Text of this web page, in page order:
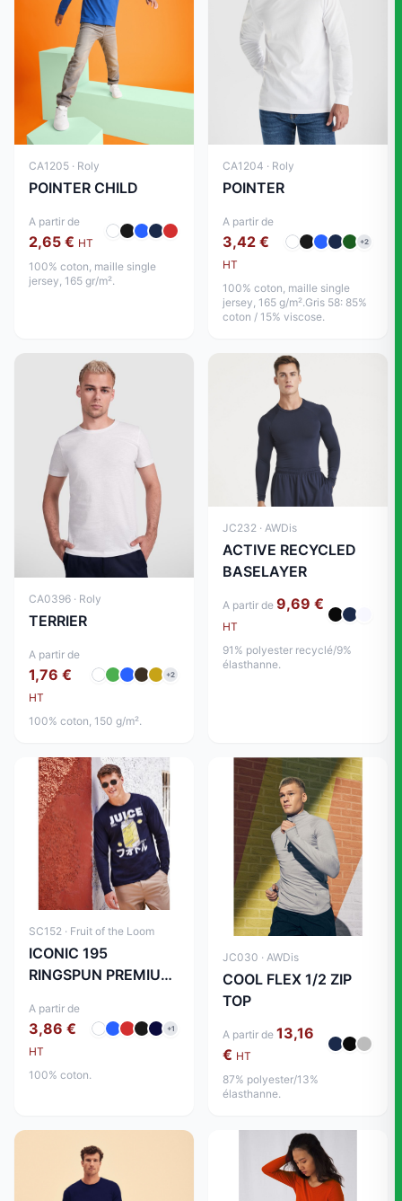
CA1205 · Roly
POINTER CHILD
A partir de
2,65 € HT
100% coton, maille single
jersey, 165 gr/m².
CA1204 · Roly
POINTER
A partir de
3,42 €
HT
+2
100% coton, maille single
jersey, 165 g/m².Gris 58: 85%
coton / 15% viscose.
CA0396 · Roly
TERRIER
A partir de
1,76 €
HT
+2
100% coton, 150 g/m².
JC232 · AWDis
ACTIVE RECYCLED
BASELAYER
A partir de 9,69 €
HT
91% polyester recyclé/9%
élasthanne.
SC152 · Fruit of the Loom
ICONIC 195
RINGSPUN PREMIUM
A partir de
3,86 €
HT
+1
100% coton.
JC030 · AWDis
COOL FLEX 1/2 ZIP
TOP
A partir de 13,16
€ HT
87% polyester/13%
élasthanne.